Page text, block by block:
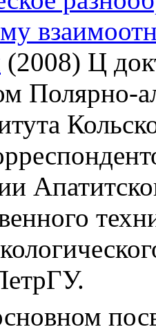
(2008) Ц
Полярно-